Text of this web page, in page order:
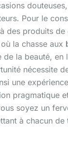
Pour le
des produits
la chasse aux
la beauté,
nécessite
une
pragmatique
soyez un
à chacun